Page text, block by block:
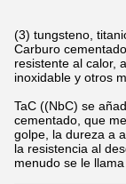
(3) tungsteno,
Carburo
resistente al calor,
inoxidable y otros
TaC ((NbC) se
cementado, que
golpe, la dureza a
la resistencia al
menudo se le